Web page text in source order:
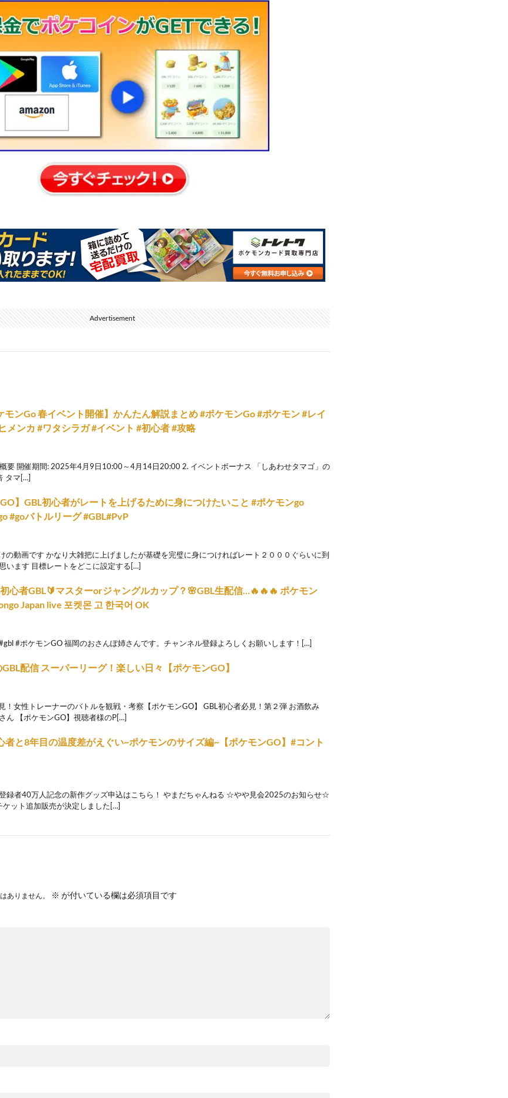
Advertisement
モンGo 春イベント開催】かんたん解説まとめ #ポケモンGo #ポケモン #レイ
メンカ #ワタシラガ #イベント #初心者 #攻略
要 開催期間: 2025年4月9日10:00～4月14日20:00 2. イベントボーナス 「しあわせタマゴ」の
タマ[…]
GO】GBL初心者がレートを上げるために身につけたいこと #ポケモンgo
#goバトルリーグ #GBL#PvP
の動画です かなり大雑把に上げましたが基礎を完璧に身につければレート２０００ぐらいに到
います 目標レートをどこに設定する[…]
初心者GBL🔰マスターorジャングルカップ？🌸GBL生配信…🔥🔥🔥 ポケモン
Japan live 포켓몬 고 한국어 OK
#ポケモンGO 福岡のおさんぽ姉さんです。チャンネル登録よろしくお願いします！[…]
配信 スーパーリーグ！楽しい日々【ポケモンGO】
！女性トレーナーのバトルを観戦・考察【ポケモンGO】 GBL初心者必見！第２弾 お酒飲み
ん 【ポケモンGO】視聴者様のP[…]
者と8年目の温度差がえぐい~ポケモンのサイズ編~【ポケモンGO】#コント
録者40万人記念の新作グッズ申込はこちら！ やまだちゃんねる ☆やや見会2025のお知らせ☆
ケット追加販売が決定しました[…]
ありません。 ※ が付いている欄は必須項目です